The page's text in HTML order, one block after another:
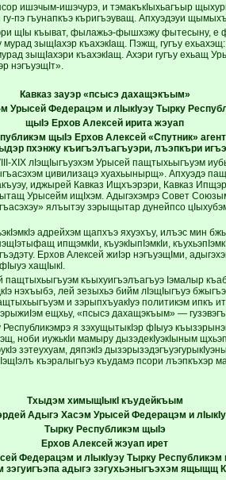
ишэчым-ишэчурэ, и тэмакъкIыхьагъыр
пэ гъунапкъэ къригъэуващ. Апхуэдэуи
щIы къыват, фылажьэ-фышхэжу фытесыну, е
зыщIахэр къахэкIащ. Пэжщ, гугъу
зыщIахэри къахэкIащ. Ахэри гугъу ехьащ
нэгъуэщIт».
Кавказ зауэр «псысэ дахащэкъым»
Урысей Федерацэм и лIыкIуэу Тырку
щыIэ Ерхов Алексей ирита жэуап
щыIэ Ерхов Алексей «Спутник»
пхэнжу къигъэлъагъуэри, лъэпкъри
XIX лIэщIыгъуэхэм Урысей пащтыхьыгъуэм
цивилизацэ хуахьынырщ». Апхуэдэ
иджырей Кавказ Ищхъэрэри, Кавказ
Урысейм ищIхэм. Адыгэхэмрэ Совет
ялъытэу зэрыщытар дунейпсо
адрейхэм щапхъэ яхуэхъу, илъэс мин
ипщэмкIи, къуэкIыпIэмкIи,
Ерхов Алексей жиIэр нэгъуэщIми,
хащIыкI.
пащтыхьыгъуэм къыхуигъэлъагъуэ Iэмалыр
нэхъыбэ, лей зезыхьэ бийм лIэщIыгъуэ
и зэрыпхъуакIуэ политикэм ипкъ
ещхьу, «псысэ дахащэкъым» —
я зэхущытыкIэр фIыуэ
ноби иужькIи мамыру дызэдекIуэкIыным
зэтеухуам, дяпэкIэ
къэралыгъуэ къудамэ псори лъэпкъхэр
Тхыдэм химыщIыкI къудейкъым
Адыгэ Хасэм Урысей Федерацэм и
Тырку Республикэм щыIэ
Ерхов Алексей жэуап ирет
Федерацэм и лIыкIуэу Тырку
зэгуигъэпа адыгэ зэгухьэныгъэхэм ящыщщ